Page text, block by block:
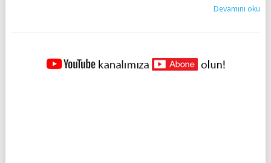
Devamını oku
YAZILAR